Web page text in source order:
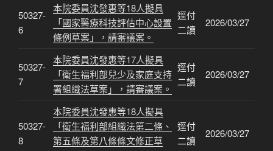
50327-
6
本院委員沈發惠等18人擬具
「國家醫療科技評估中心設置
條例草案」，請審議案。
逕付
二讀
2026/03/27
50327-
7
本院委員沈發惠等17人擬具
「衛生福利部兒少及家庭支持
署組織法草案」，請審議案。
逕付
二讀
2026/03/27
50327-
8
本院委員沈發惠等18人擬具
「衛生福利部組織法第二條、
第五條及第八條條文修正草
逕付
二讀
2026/03/27